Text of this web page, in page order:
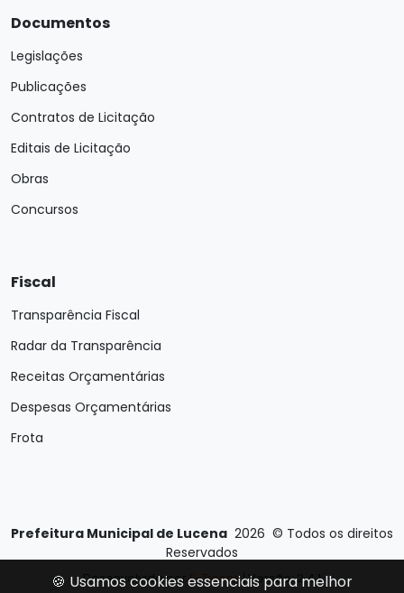
Documentos
Legislações
Publicações
Contratos de Licitação
Editais de Licitação
Obras
Concursos
Fiscal
Transparência Fiscal
Radar da Transparência
Receitas Orçamentárias
Despesas Orçamentárias
Frota
Prefeitura Municipal de Lucena 2026 © Todos os direitos
Reservados
Desenvolvido porE-Ticons| Versão: 2.4.1
🍪 Usamos cookies essenciais para melhor